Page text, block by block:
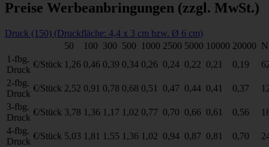
Preise Werbeanbringungen (zzgl. MwSt.)
Druck (150) (Druckfläche: 4,4 x 3 cm bzw. Ø 6 cm)
50
100 300 500 1000 2500 5000 10000 20000
1-fbg.
Druck
€/Stück 1,26 0,46 0,39 0,34 0,26 0,24 0,22 0,21 0,19
2-fbg.
Druck
€/Stück 2,52 0,91 0,78 0,68 0,51 0,47 0,44 0,41 0,37
3-fbg.
Druck
€/Stück 3,78 1,36 1,17 1,02 0,77 0,70 0,66 0,61 0,56
4-fbg.
Druck
€/Stück 5,03 1,81 1,55 1,36 1,02 0,94 0,87 0,81 0,70